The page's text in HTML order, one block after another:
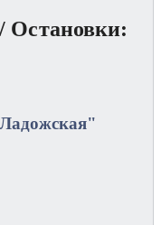
Остановки: